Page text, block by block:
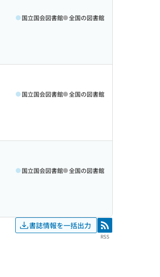
国立国会図書館 全国の図書館
国立国会図書館 全国の図書館
国立国会図書館 全国の図書館
書誌情報を一括出力 RSS
RSS